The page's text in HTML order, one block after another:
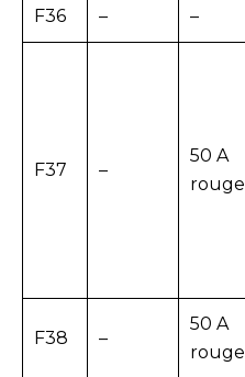
F36 – –
F37 –
50 A
rouge
F38 –
50 A
rouge